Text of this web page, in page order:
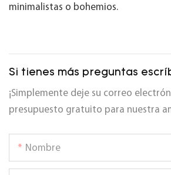
minimalistas o bohemios.
Si tienes más preguntas
¡Simplemente deje su correo
presupuesto gratuito para nuestra
Nombre